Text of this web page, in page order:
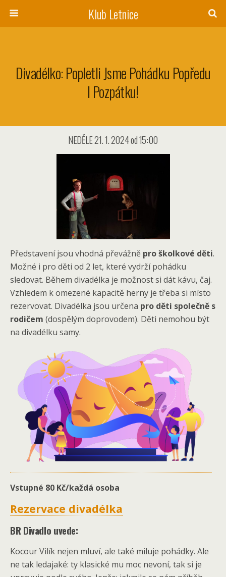
Klub Letnice
Divadélko: Popletli Jsme Pohádku Popředu
I Pozpátku!
NEDĚLE 21. 1. 2024 od 15:00
Představení jsou vhodná převážně pro školkové děti.
Možné i pro děti od 2 let, které vydrží pohádku
sledovat. Během divadélka je možnost si dát kávu, čaj.
Vzhledem k omezené kapacitě herny je třeba si místo
rezervovat. Divadélka jsou určena pro děti společně s
rodičem (dospělým doprovodem). Děti nemohou být
na divadélku samy.
Vstupné 80 Kč/každá osoba
Rezervace divadélka
BR Divadlo uvede:
Kocour Vilík nejen mluví, ale také miluje pohádky. Ale
ne tak ledajaké: ty klasické mu moc nevoní, tak si je